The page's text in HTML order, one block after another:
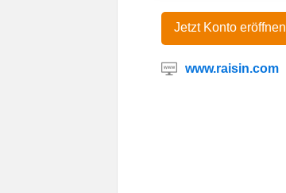
Jetzt Konto eröffnen
www.raisin.com